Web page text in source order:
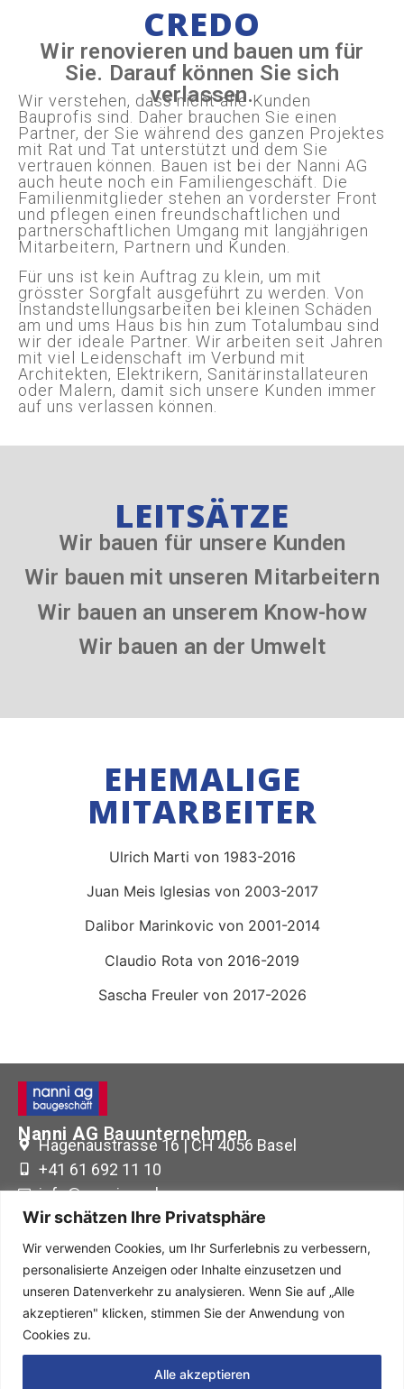
Wir schätzen Ihre Privatsphäre
Wir verwenden Cookies, um Ihr Surferlebnis zu verbessern,
personalisierte Anzeigen oder Inhalte einzusetzen und
unseren Datenverkehr zu analysieren. Wenn Sie auf „Alle
akzeptieren" klicken, stimmen Sie der Anwendung von
Cookies zu.
Alle akzeptieren
CREDO
Wir renovieren und bauen um für
Sie. Darauf können Sie sich
verlassen.
Wir verstehen, dass nicht alle Kunden
Bauprofis sind. Daher brauchen Sie einen
Partner, der Sie während des ganzen Projektes
mit Rat und Tat unterstützt und dem Sie
vertrauen können. Bauen ist bei der Nanni AG
auch heute noch ein Familiengeschäft. Die
Familienmitglieder stehen an vorderster Front
und pflegen einen freundschaftlichen und
partnerschaftlichen Umgang mit langjährigen
Mitarbeitern, Partnern und Kunden.
Für uns ist kein Auftrag zu klein, um mit
grösster Sorgfalt ausgeführt zu werden. Von
Instandstellungsarbeiten bei kleinen Schäden
am und ums Haus bis hin zum Totalumbau sind
wir der ideale Partner. Wir arbeiten seit Jahren
mit viel Leidenschaft im Verbund mit
Architekten, Elektrikern, Sanitärinstallateuren
oder Malern, damit sich unsere Kunden immer
auf uns verlassen können.
LEITSÄTZE
Wir bauen für unsere Kunden
Wir bauen mit unseren Mitarbeitern
Wir bauen an unserem Know-how
Wir bauen an der Umwelt
EHEMALIGE
MITARBEITER
Ulrich Marti von 1983-2016
Juan Meis Iglesias von 2003-2017
Dalibor Marinkovic von 2001-2014
Claudio Rota von 2016-2019
Sascha Freuler von 2017-2026
Nanni AG Bauunternehmen
Hagenaustrasse 16 | CH 4056 Basel
+41 61 692 11 10
info@nanni-ag.ch
Büro-Öffnungszeiten:
Montag bis Freitag
08:00-12:00 Uhr
13:30-17:00 Uhr.
IMPRESSUM